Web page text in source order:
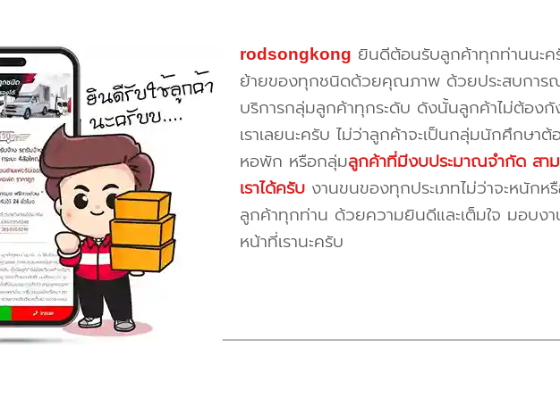
rodsongkong ยินดีต้อนรับลูกค้าทุกท่านนะค
ย้ายของทุกชนิดด้วยคุณภาพ ด้วยประสบการณ์
บริการกลุ่มลูกค้าทุกระดับ ดังนั้นลูกค้าไม่ต้องกั
เราเลยนะครับ ไม่ว่าลูกค้าจะเป็นกลุ่มนักศึกษา
หอพัก หรือกลุ่มลูกค้าที่มีงบประมาณจำกัด สา
เราได้ครับงานขนของทุกประเภทไม่ว่าจะหนักหรื
ลูกค้าทุกท่าน ด้วยความยินดีและเต็มใจ มอบง
หน้าที่เรานะครับ